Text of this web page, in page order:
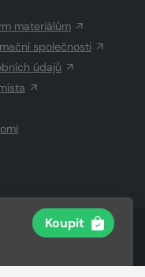
Koupit
materiálům
společnosti
údajů
a.s.a dodavatelé
s.r.o.